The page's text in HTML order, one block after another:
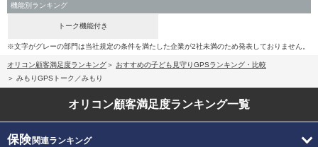
機能別ランキング
トーク機能付き
※文字がグレーの部門は当社規定の条件を満たした企業が2社未満のため発表しておりません。
オリコン顧客満足度ランキング
おすすめの子ども見守りGPSランキング・比較
みもりGPSトーク／みもり
オリコン顧客満足度ランキング一覧
保険関連ランキング